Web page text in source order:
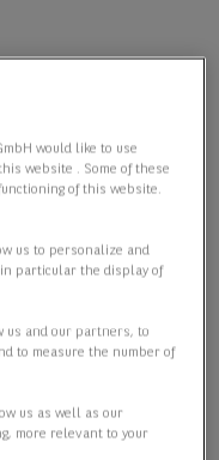
would like to use
website . Some of these
of this website.
us to personalize and
particular the display of
us and our partners, to
to measure the number of
us as well as our
more relevant to your